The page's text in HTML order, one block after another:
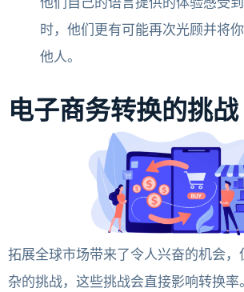
时，他们更有可能再次光顾并将
他人。
电子商务转换的挑战
拓展全球市场带来了令人兴奋的机会，
杂的挑战，这些挑战会直接影响转换